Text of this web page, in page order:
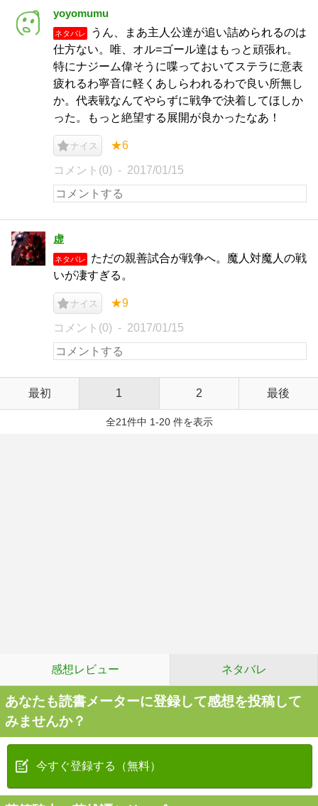
yoyomumu
ネタバレ
うん、まあ主人公達が追い詰められるのは
仕方ない。唯、オル=ゴール達はもっと頑張れ。
特にナジーム偉そうに喋っておいてステラに意表
疲れるわ寧音に軽くあしらわれるわで良い所無し
か。代表戦なんてやらずに戦争で決着してほしか
った。もっと絶望する展開が良かったなあ！
ナイス ★6
コメント(0) 2017/01/15
虚
ネタバレ
ただの親善試合が戦争へ。魔人対魔人の戦
いが凄すぎる。
ナイス ★9
コメント(0) 2017/01/15
最初 1 2 最後
全21件中 1-20 件を表示
感想レビュー ネタバレ
あなたも読書メーターに登録して感想を投稿して
みませんか？
今すぐ登録する（無料）